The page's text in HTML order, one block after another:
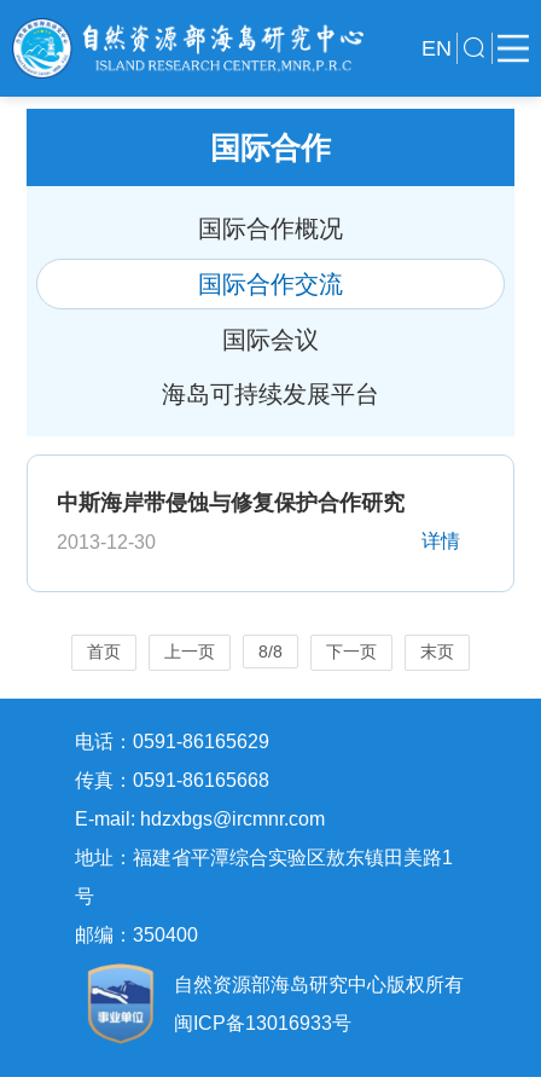
EN
国际合作
国际合作概况
国际合作交流
国际会议
海岛可持续发展平台
中斯海岸带侵蚀与修复保护合作研究
2013-12-30 详情
首页 上一页 8/8 下一页 末页
电话：0591-86165629
传真：0591-86165668
E-mail: hdzxbgs@ircmnr.com
地址：福建省平潭综合实验区敖东镇田美路1
号
邮编：350400
自然资源部海岛研究中心版权所有
闽ICP备13016933号